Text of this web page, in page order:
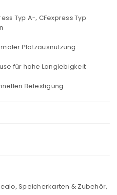
Typ A-, CFexpress Typ
Platzausnutzung
für hohe Langlebigkeit
Befestigung
, Speicherkarten & Zubehör,